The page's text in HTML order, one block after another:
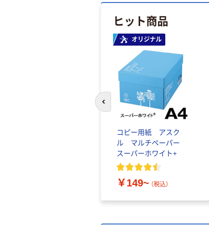
ヒット商品
オリジナル
コピー用紙 アスク
ル マルチペーパー
スーパーホワイト+
￥149~ （税込）
前のスライドへ